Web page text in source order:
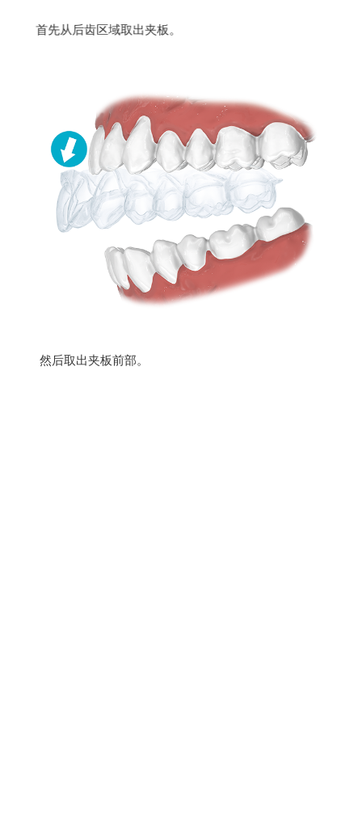
首先从后齿区域取出夹板。
然后取出夹板前部。